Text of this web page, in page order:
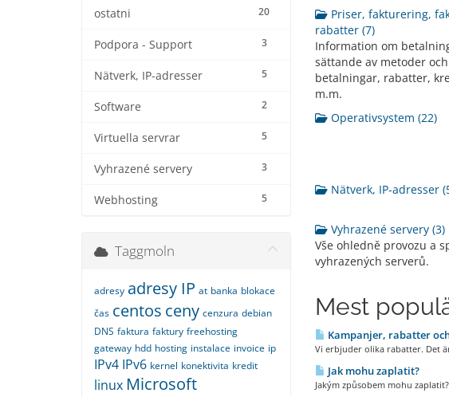
20
ostatni
3
Podpora - Support
5
Nätverk, IP-adresser
2
Software
5
Virtuella servrar
3
Vyhrazené servery
5
Webhosting
Priser, fakturering,
rabatter (7)
Information om
sättande av metoder
betalningar, rabatter,
m.m.
Operativsystem (22)
Nätverk, IP-adresser
Vyhrazené servery (3)
Vše ohledně provozu a
vyhrazených serverů.
Mest
Kampanjer, rabatter
Vi erbjuder olika rabatter. Det
Jak mohu zaplatit?
Jakým způsobem mohu
Taggmoln
adresy adresy IP at banka blokace
čas centos ceny cenzura debian
DNS faktura faktury freehosting
gateway hdd hosting instalace invoice ip
IPv4 IPv6 kernel konektivita kredit
linux Microsoft